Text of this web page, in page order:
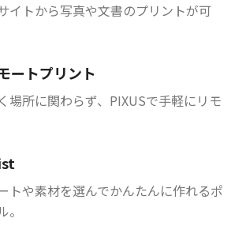
イトから写真や文書のプリントが可
ートプリント
場所に関わらず、PIXUSで手軽にリモ
トや素材を選んでかんたんに作れるポ